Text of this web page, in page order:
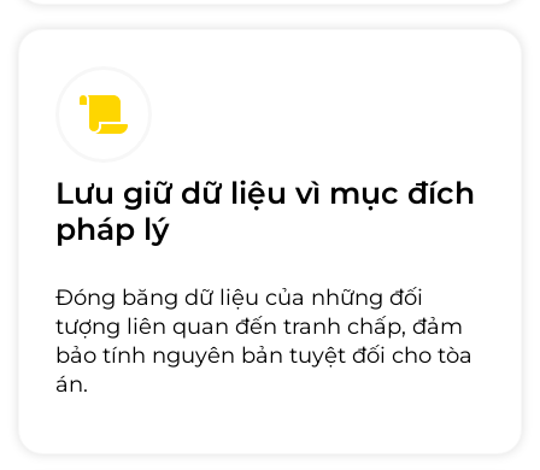
Lưu giữ dữ liệu vì mục đích
pháp lý
Đóng băng dữ liệu của những đối
tượng liên quan đến tranh chấp, đảm
bảo tính nguyên bản tuyệt đối cho tòa
án.